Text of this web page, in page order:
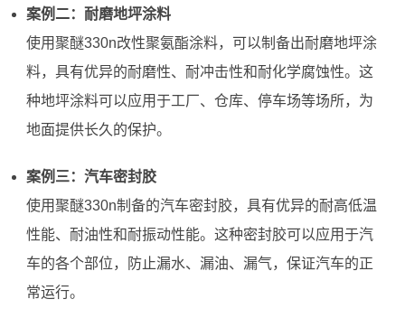
案例二：耐磨地坪涂料
使用聚醚330n改性聚氨酯涂料，可以制备出耐磨地坪涂
料，具有优异的耐磨性、耐冲击性和耐化学腐蚀性。这
种地坪涂料可以应用于工厂、仓库、停车场等场所，为
地面提供长久的保护。
案例三：汽车密封胶
使用聚醚330n制备的汽车密封胶，具有优异的耐高低温
性能、耐油性和耐振动性能。这种密封胶可以应用于汽
车的各个部位，防止漏水、漏油、漏气，保证汽车的正
常运行。